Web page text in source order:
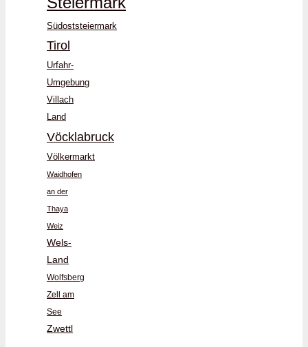
Südoststeiermark
Tirol
Urfahr-
Umgebung
Villach
Land
Vöcklabruck
Völkermarkt
Waidhofen
an der
Thaya
Weiz
Wels-
Land
Wolfsberg
Zell am
See
Zwettl